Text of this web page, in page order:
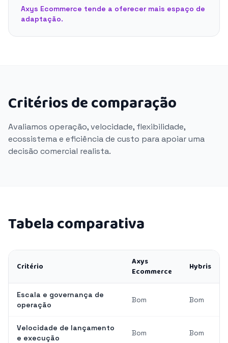
Axys Ecommerce tende a oferecer mais espaço de
adaptação.
Critérios de comparação
Avaliamos operação, velocidade, flexibilidade,
ecossistema e eficiência de custo para apoiar uma
decisão comercial realista.
Tabela comparativa
Critério
Axys
Ecommerce
Hybris
Escala e governança de
operação
Bom Bom
Velocidade de lançamento
e execução
Bom Bom